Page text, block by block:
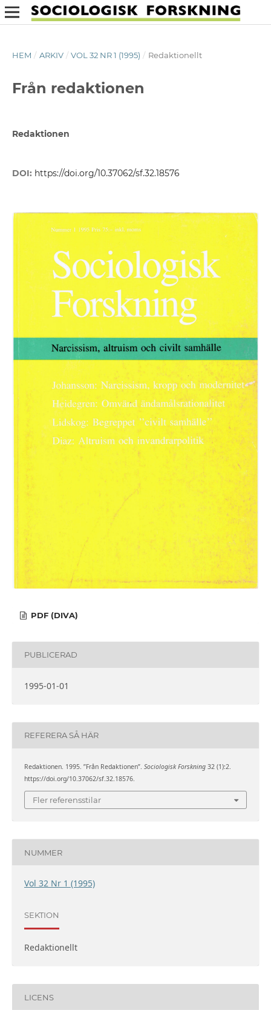
HEM / ARKIV / VOL 32 NR 1 (1995) / Redaktionellt
Från redaktionen
Redaktionen
DOI: https://doi.org/10.37062/sf.32.18576
PDF (DIVA)
PUBLICERAD
1995-01-01
REFERERA SÅ HÄR
Redaktionen. 1995. ”Från Redaktionen”. Sociologisk Forskning32 (1):2.
https://doi.org/10.37062/sf.32.18576.
Fler referensstilar
NUMMER
Vol 32 Nr 1 (1995)
SEKTION
Redaktionellt
LICENS